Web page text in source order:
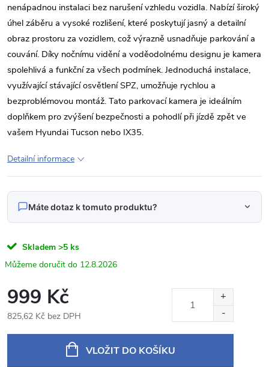
nenápadnou instalaci bez narušení vzhledu vozidla. Nabízí široký
úhel záběru a vysoké rozlišení, které poskytují jasný a detailní
obraz prostoru za vozidlem, což výrazně usnadňuje parkování a
couvání. Díky nočnímu vidění a voděodolnému designu je kamera
spolehlivá a funkční za všech podmínek. Jednoduchá instalace,
využívající stávající osvětlení SPZ, umožňuje rychlou a
bezproblémovou montáž. Tato parkovací kamera je ideálním
doplňkem pro zvýšení bezpečnosti a pohodlí při jízdě zpět ve
vašem Hyundai Tucson nebo IX35.
Detailní informace
Máte dotaz k tomuto produktu?
Napište nám svůj dotaz
Produkt:
Tucson
Jméno
Skladem >5 ks
12.8.2026
999 Kč
825,62 Kč bez DPH
VLOŽIT DO KOŠÍKU